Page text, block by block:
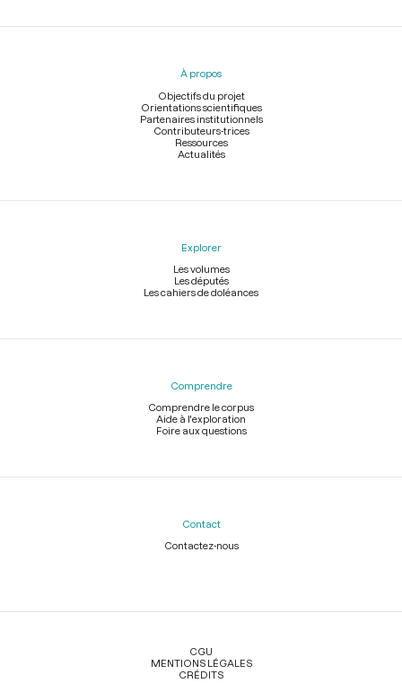
Menu
À propos
Objectifs du projet
Orientations scientifiques
Partenaires institutionnels
Contributeurs-trices
Ressources
Actualités
Explorer
Les volumes
Les députés
Les cahiers de doléances
Comprendre
Comprendre le corpus
Aide à l'exploration
Foire aux questions
Contact
Contactez-nous
Légal
CGU
MENTIONS LÉGALES
CRÉDITS